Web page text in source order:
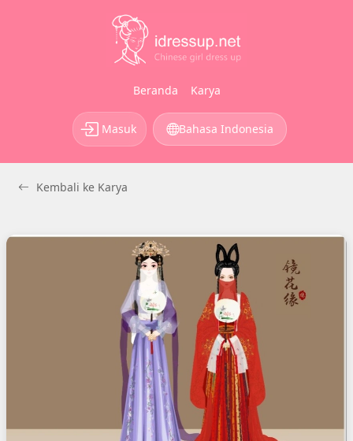
Beranda Karya
Masuk Bahasa Indonesia
Kembali ke Karya